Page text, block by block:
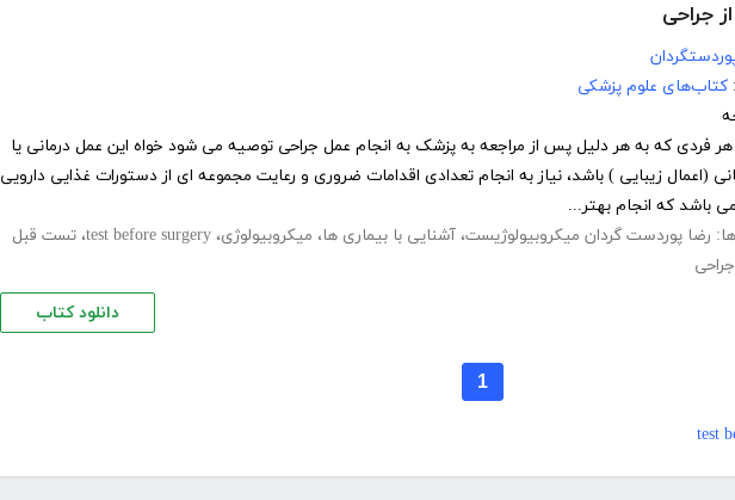
جراحی
کتاب‌های علوم پزشکی
هر فردی که به هر دلیل پس از مراجعه به پزشک به انجام عمل جراحی توصیه می شود خواه این عمل درمانی یا
(اعمال زیبایی ) باشد، نیاز به انجام تعدادی اقدامات ضروری و رعایت مجموعه ای از دستورات غذایی دارویی
باشد که انجام بهتر...
رضا پوردست گردان میکروبیولوژیست، آشنایی با بیماری ها، میکروبیولوژی، test before surgery، تست قبل
جراحی
دانلود کتاب
1
test